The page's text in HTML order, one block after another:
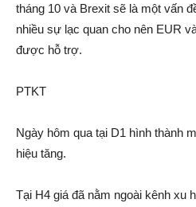
tháng 10 và Brexit sẽ là một vấn
nhiều sự lạc quan cho nên EUR
được hỗ trợ.
PTKT
Ngày hôm qua tại D1 hình thành
hiệu tăng.
Tại H4 giá đã nằm ngoài kênh xu